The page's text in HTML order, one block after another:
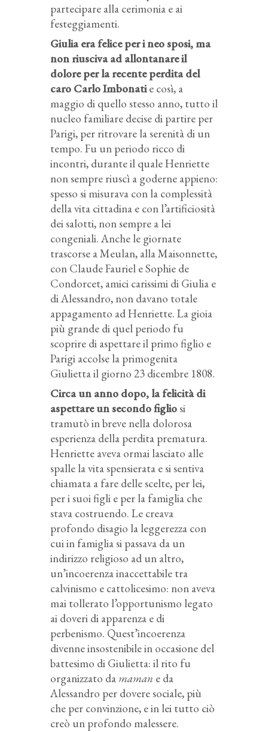
partecipare alla cerimonia e ai
festeggiamenti.
Giulia era felice per i neo sposi, ma
non riusciva ad allontanare il
dolore per la recente perdita del
caro Carlo Imbonatie così, a
maggio di quello stesso anno, tutto il
nucleo familiare decise di partire per
Parigi, per ritrovare la serenità di un
tempo. Fu un periodo ricco di
incontri, durante il quale Henriette
non sempre riuscì a goderne appieno:
spesso si misurava con la complessità
della vita cittadina e con l’artificiosità
dei salotti, non sempre a lei
congeniali. Anche le giornate
trascorse a Meulan, alla Maisonnette,
con Claude Fauriel e Sophie de
Condorcet, amici carissimi di Giulia e
di Alessandro, non davano totale
appagamento ad Henriette. La gioia
più grande di quel periodo fu
scoprire di aspettare il primo figlio e
Parigi accolse la primogenita
Giulietta il giorno 23 dicembre 1808.
Circa un anno dopo, la felicità di
aspettare un secondo figliosi
tramutò in breve nella dolorosa
esperienza della perdita prematura.
Henriette aveva ormai lasciato alle
spalle la vita spensierata e si sentiva
chiamata a fare delle scelte, per lei,
per i suoi figli e per la famiglia che
stava costruendo. Le creava
profondo disagio la leggerezza con
cui in famiglia si passava da un
indirizzo religioso ad un altro,
un’incoerenza inaccettabile tra
calvinismo e cattolicesimo: non aveva
mai tollerato l’opportunismo legato
ai doveri di apparenza e di
perbenismo. Quest’incoerenza
divenne insostenibile in occasione del
battesimo di Giulietta: il rito fu
organizzato da maman e da
Alessandro per dovere sociale, più
che per convinzione, e in lei tutto ciò
creò un profondo malessere.